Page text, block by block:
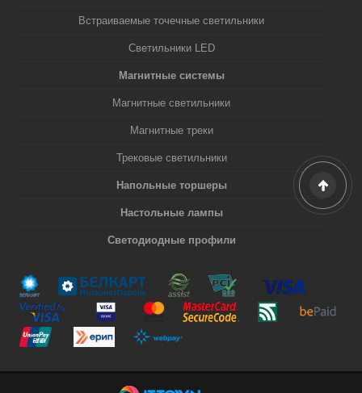
Встраиваемые точечные светильники
Светильники LED
Магнитные системы
Магнитные светильники
Магнитные треки
Трековые светильники
Напольные торшеры
Настольные лампы
Светодиодные профили